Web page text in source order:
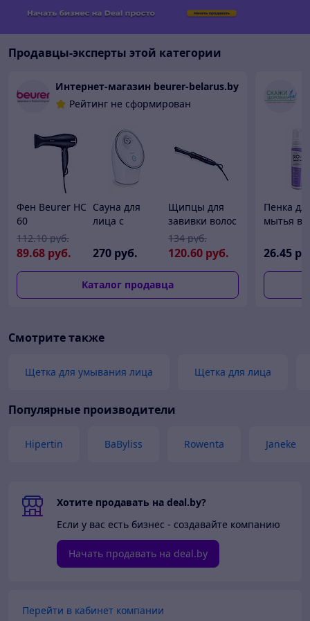
Продавцы-эксперты этой категории
Интернет-магазин beurer-belarus.by
Рейтинг не сформирован
Фен Beurer HC
60
89.68 руб.
112.10 руб.
Сауна для
лица с
Beurer FC 72
Pureo Ionic
Hydration
270 руб.
Щипцы для
завивки волос
Beurer HT 55
120.60 руб.
134 руб.
Каталог продавца
Пенка
мытья
воды,
26.45
Смотрите также
Щетка для умывания лица Щетка для лица
Популярные производители
Hipertin BaByliss Rowenta Janeke
Хотите продавать на deal.by?
Если у вас есть бизнес - создавайте компанию
Начать продавать на deal.by
Перейти в кабинет компании